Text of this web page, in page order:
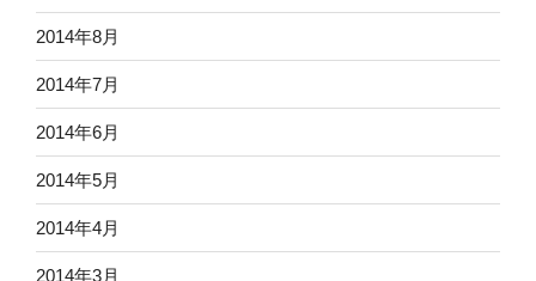
2014年8月
2014年7月
2014年6月
2014年5月
2014年4月
2014年3月